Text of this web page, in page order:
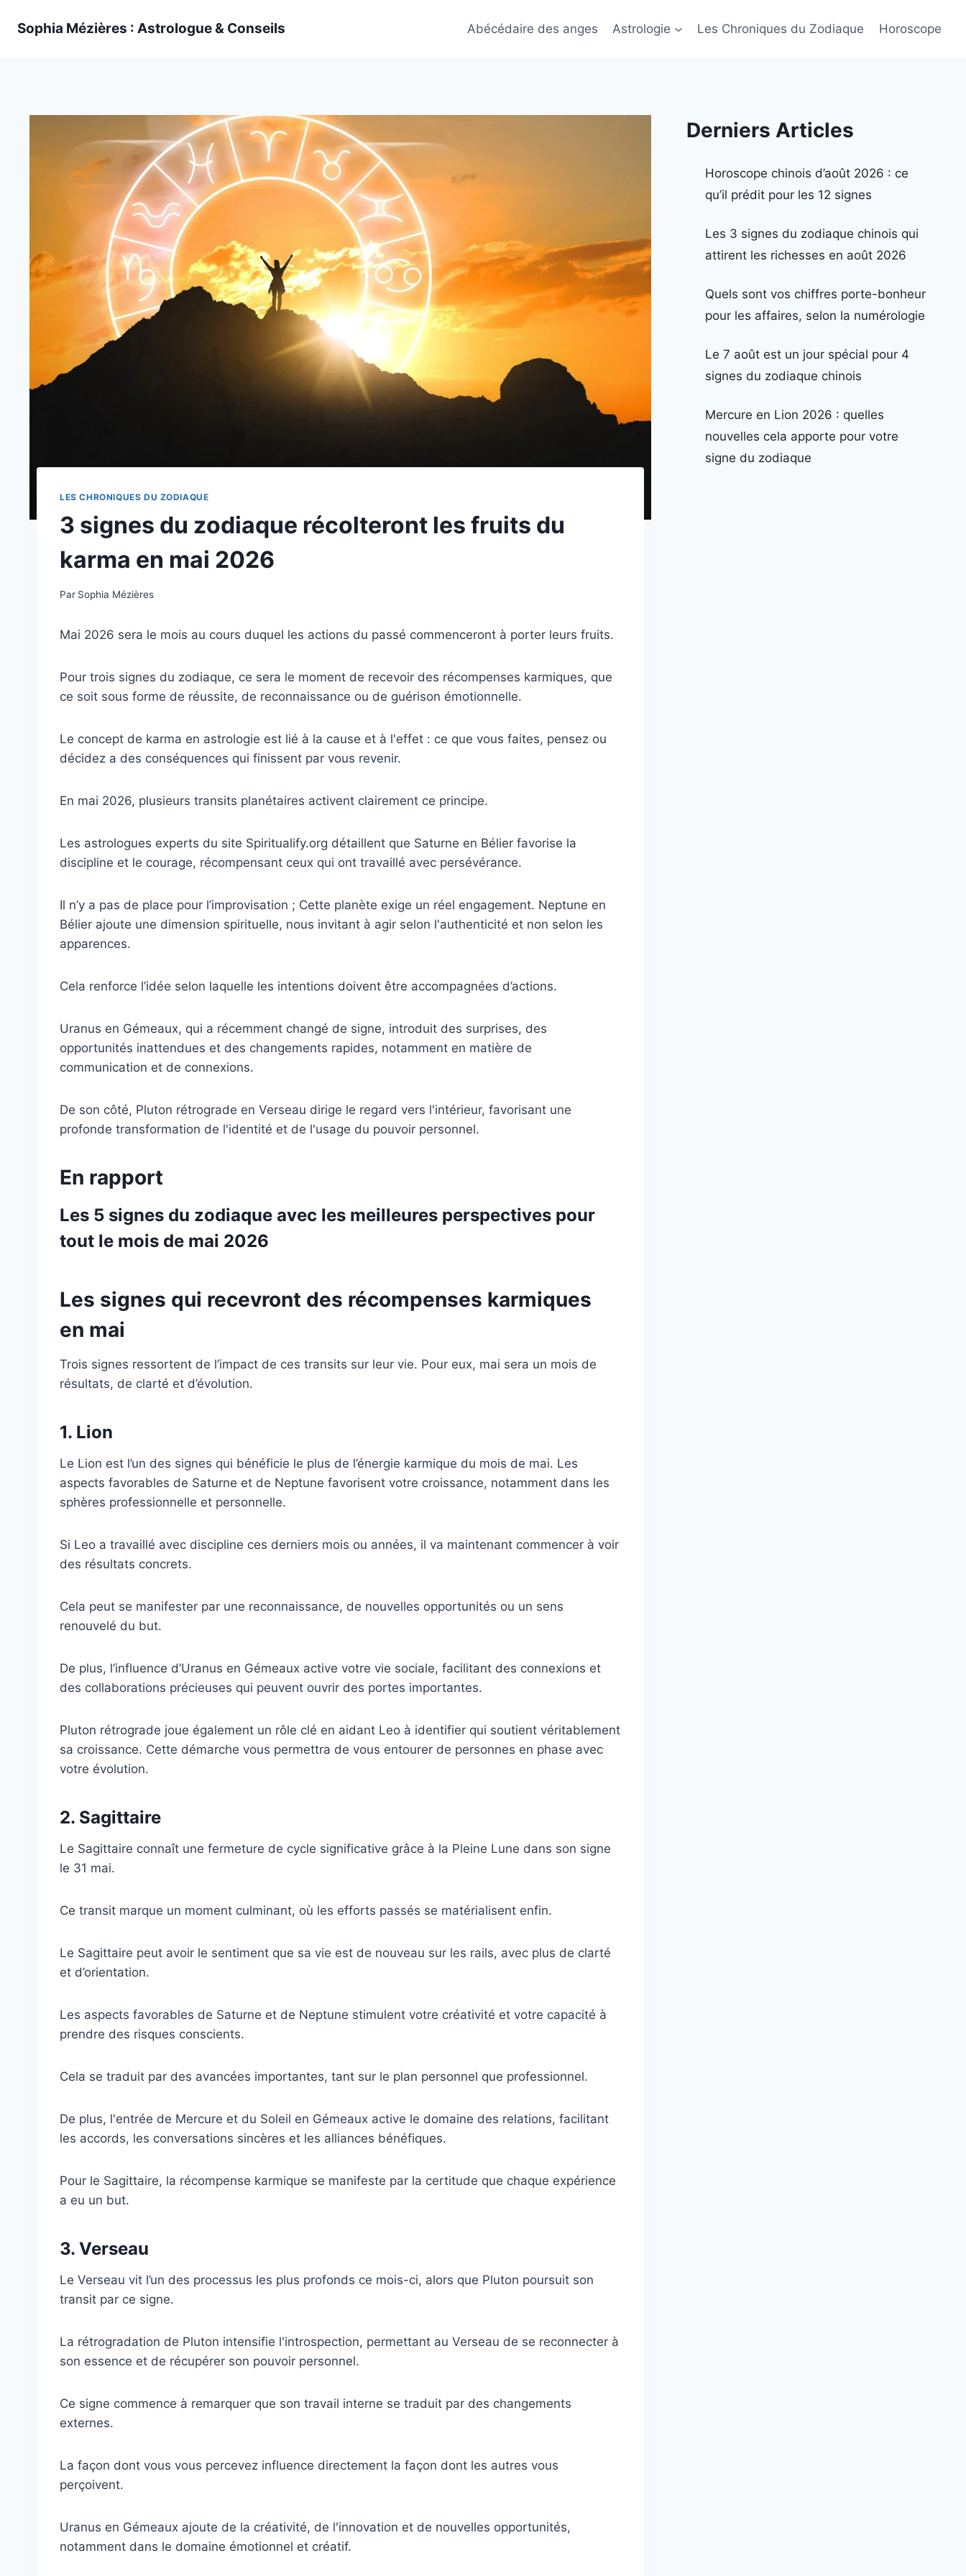
Sophia Mézières : Astrologue & Conseils Abécédaire des anges Astrologie Les Chroniques du Zodiaque Horoscope
LES CHRONIQUES DU ZODIAQUE
3 signes du zodiaque récolteront les fruits du
karma en mai 2026
Par Sophia Mézières
Mai 2026 sera le mois au cours duquel les actions du passé commenceront à porter leurs fruits.
Pour trois signes du zodiaque, ce sera le moment de recevoir des récompenses karmiques, que
ce soit sous forme de réussite, de reconnaissance ou de guérison émotionnelle.
Le concept de karma en astrologie est lié à la cause et à l'effet : ce que vous faites, pensez ou
décidez a des conséquences qui finissent par vous revenir.
En mai 2026, plusieurs transits planétaires activent clairement ce principe.
Les astrologues experts du site Spiritualify.org détaillent que Saturne en Bélier favorise la
discipline et le courage, récompensant ceux qui ont travaillé avec persévérance.
Il n’y a pas de place pour l’improvisation ; Cette planète exige un réel engagement. Neptune en
Bélier ajoute une dimension spirituelle, nous invitant à agir selon l'authenticité et non selon les
apparences.
Cela renforce l’idée selon laquelle les intentions doivent être accompagnées d’actions.
Uranus en Gémeaux, qui a récemment changé de signe, introduit des surprises, des
opportunités inattendues et des changements rapides, notamment en matière de
communication et de connexions.
De son côté, Pluton rétrograde en Verseau dirige le regard vers l'intérieur, favorisant une
profonde transformation de l'identité et de l'usage du pouvoir personnel.
En rapport
Les 5 signes du zodiaque avec les meilleures perspectives pour
tout le mois de mai 2026
Les signes qui recevront des récompenses karmiques
en mai
Trois signes ressortent de l’impact de ces transits sur leur vie. Pour eux, mai sera un mois de
résultats, de clarté et d’évolution.
1. Lion
Le Lion est l’un des signes qui bénéficie le plus de l’énergie karmique du mois de mai. Les
aspects favorables de Saturne et de Neptune favorisent votre croissance, notamment dans les
sphères professionnelle et personnelle.
Si Leo a travaillé avec discipline ces derniers mois ou années, il va maintenant commencer à voir
des résultats concrets.
Cela peut se manifester par une reconnaissance, de nouvelles opportunités ou un sens
renouvelé du but.
De plus, l’influence d’Uranus en Gémeaux active votre vie sociale, facilitant des connexions et
des collaborations précieuses qui peuvent ouvrir des portes importantes.
Pluton rétrograde joue également un rôle clé en aidant Leo à identifier qui soutient véritablement
sa croissance. Cette démarche vous permettra de vous entourer de personnes en phase avec
votre évolution.
2. Sagittaire
Le Sagittaire connaît une fermeture de cycle significative grâce à la Pleine Lune dans son signe
le 31 mai.
Ce transit marque un moment culminant, où les efforts passés se matérialisent enfin.
Le Sagittaire peut avoir le sentiment que sa vie est de nouveau sur les rails, avec plus de clarté
et d’orientation.
Les aspects favorables de Saturne et de Neptune stimulent votre créativité et votre capacité à
prendre des risques conscients.
Cela se traduit par des avancées importantes, tant sur le plan personnel que professionnel.
De plus, l'entrée de Mercure et du Soleil en Gémeaux active le domaine des relations, facilitant
les accords, les conversations sincères et les alliances bénéfiques.
Pour le Sagittaire, la récompense karmique se manifeste par la certitude que chaque expérience
a eu un but.
3. Verseau
Le Verseau vit l’un des processus les plus profonds ce mois-ci, alors que Pluton poursuit son
transit par ce signe.
La rétrogradation de Pluton intensifie l'introspection, permettant au Verseau de se reconnecter à
son essence et de récupérer son pouvoir personnel.
Ce signe commence à remarquer que son travail interne se traduit par des changements
externes.
La façon dont vous vous percevez influence directement la façon dont les autres vous
perçoivent.
Uranus en Gémeaux ajoute de la créativité, de l'innovation et de nouvelles opportunités,
notamment dans le domaine émotionnel et créatif.
Derniers Articles
Horoscope chinois d’août 2026 : ce
qu’il prédit pour les 12 signes
Les 3 signes du zodiaque chinois qui
attirent les richesses en août 2026
Quels sont vos chiffres porte-bonheur
pour les affaires, selon la numérologie
Le 7 août est un jour spécial pour 4
signes du zodiaque chinois
Mercure en Lion 2026 : quelles
nouvelles cela apporte pour votre
signe du zodiaque